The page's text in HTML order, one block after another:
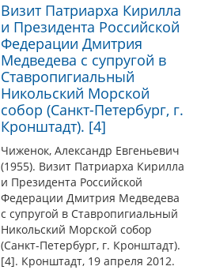
Визит Патриарха Кирилла
и Президента Российской
Федерации Дмитрия
Медведева с супругой в
Ставропигиальный
Никольский Морской
собор (Санкт-Петербург, г.
Кронштадт). [4]
Чиженок, Александр Евгеньевич
(1955). Визит Патриарха Кирилла
и Президента Российской
Федерации Дмитрия Медведева
с супругой в Ставропигиальный
Никольский Морской собор
(Санкт-Петербург, г. Кронштадт).
[4]. Кронштадт, 19 апреля 2012.